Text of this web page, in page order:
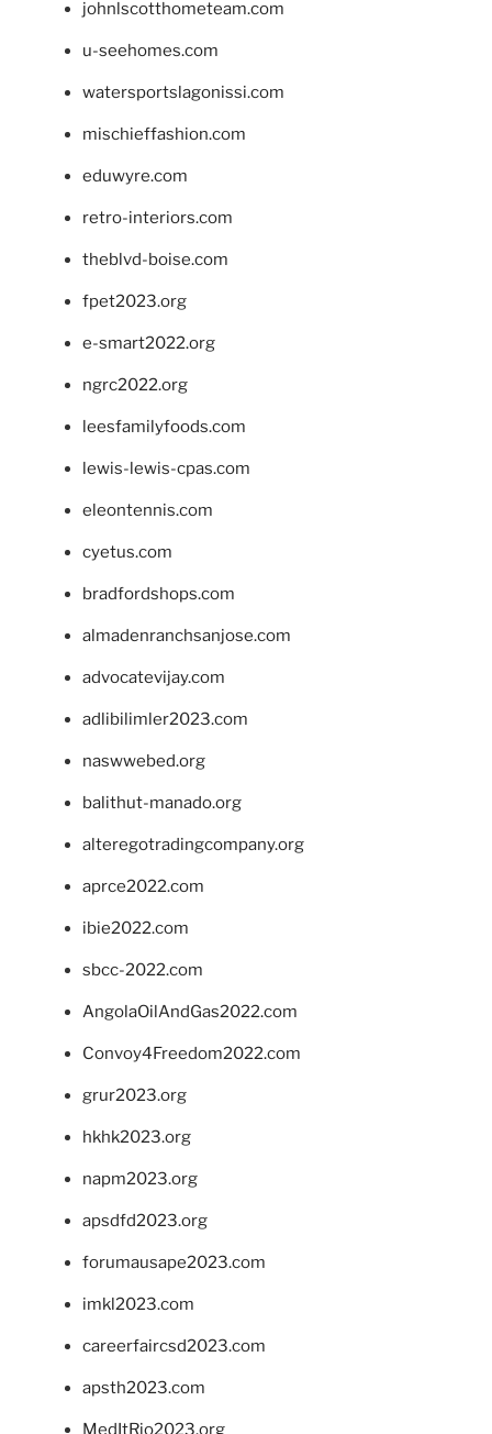
johnlscotthometeam.com
u-seehomes.com
watersportslagonissi.com
mischieffashion.com
eduwyre.com
retro-interiors.com
theblvd-boise.com
fpet2023.org
e-smart2022.org
ngrc2022.org
leesfamilyfoods.com
lewis-lewis-cpas.com
eleontennis.com
cyetus.com
bradfordshops.com
almadenranchsanjose.com
advocatevijay.com
adlibilimler2023.com
naswwebed.org
balithut-manado.org
alteregotradingcompany.org
aprce2022.com
ibie2022.com
sbcc-2022.com
AngolaOilAndGas2022.com
Convoy4Freedom2022.com
grur2023.org
hkhk2023.org
napm2023.org
apsdfd2023.org
forumausape2023.com
imkl2023.com
careerfaircsd2023.com
apsth2023.com
MedItRio2023.org